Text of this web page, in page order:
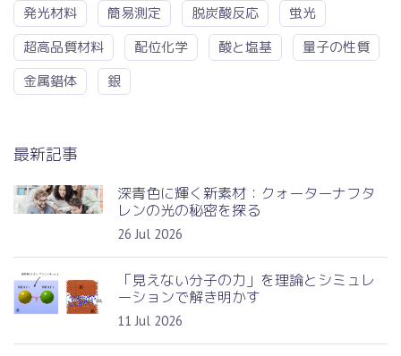
発光材料
簡易測定 脱炭酸反応
蛍光
超高品質材料
配位化学 酸と塩基
量子の性質
金属錯体
銀
最新記事
深青色に輝く新素材：クォーターナフタ
レンの光の秘密を探る
26 Jul 2026
「見えない分子の力」を理論とシミュレ
ーションで解き明かす
11 Jul 2026